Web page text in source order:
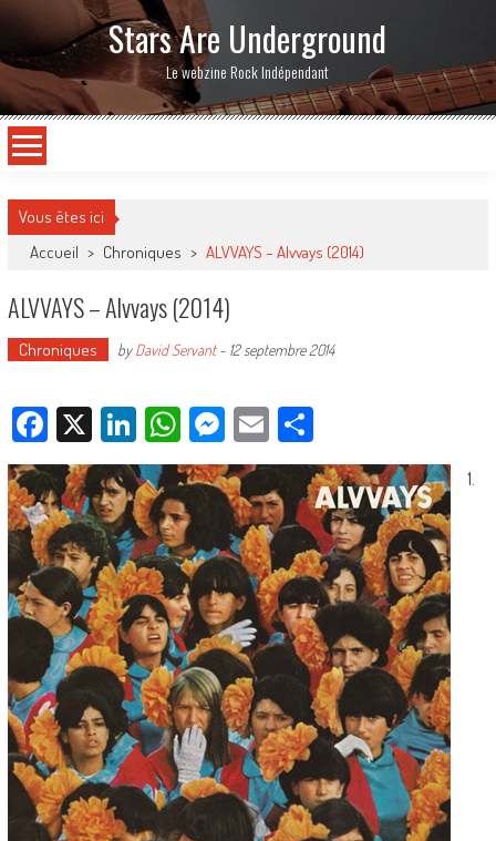
Stars Are Underground
Le webzine Rock Indépendant
Vous êtes ici
Accueil > Chroniques > ALVVAYS – Alvvays (2014)
ALVVAYS – Alvvays (2014)
Chroniques byDavid Servant- 12 septembre 2014
Facebook
X LinkedIn
WhatsApp
Messenger
EmailPartager
1.